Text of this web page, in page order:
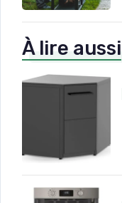
À lire aussi